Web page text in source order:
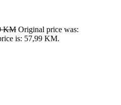
KM Original price was:
is: 57,99 KM.